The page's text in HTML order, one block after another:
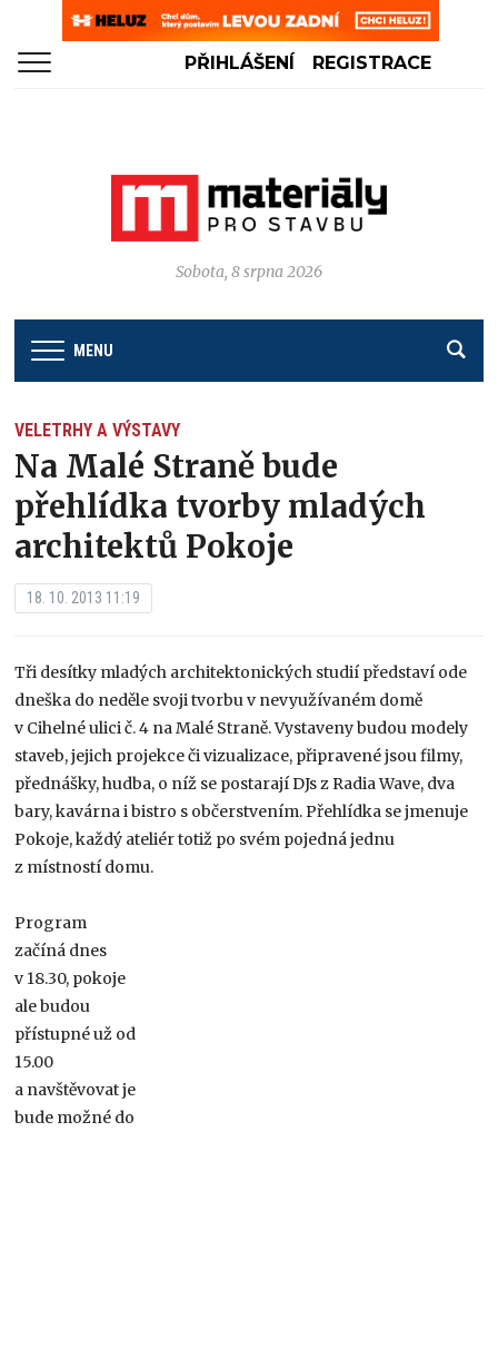
PŘIHLÁŠENÍ REGISTRACE
Sobota, 8 srpna 2026
MENU
VELETRHY A VÝSTAVY
Na Malé Straně bude
přehlídka tvorby mladých
architektů Pokoje
18. 10. 2013 11:19
Tři desítky mladých architektonických studií představí ode
dneška do neděle svoji tvorbu v nevyužívaném domě
v Cihelné ulici č. 4 na Malé Straně. Vystaveny budou modely
staveb, jejich projekce či vizualizace, připravené jsou filmy,
přednášky, hudba, o níž se postarají DJs z Radia Wave, dva
bary, kavárna i bistro s občerstvením. Přehlídka se jmenuje
Pokoje, každý ateliér totiž po svém pojedná jednu
z místností domu.
Program
začíná dnes
v 18.30, pokoje
ale budou
přístupné už od
15.00
a navštěvovat je
bude možné do